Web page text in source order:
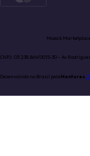
Mozaik
CNPJ: 03.238.864/0015-30 - Av
Desenvolvido no Brasil pelaMentores.